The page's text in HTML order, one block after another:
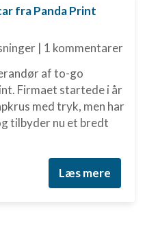
fra Panda Print
| 1 kommentarer
af to-go
Firmaet startede i år
med tryk, men har
tilbyder nu et bredt
Læs mere